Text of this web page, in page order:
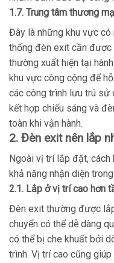
1.7. Trung tâm thương
Đây là những khu vực
thống đèn exit cần
thường xuất hiện tại
khu vực công cộng để
các công trình lưu trú sử
kết hợp chiếu sáng và
toàn khi vận hành.
2. Đèn exit nên lắp
Ngoài vị trí lắp đặt,
khả năng nhận diện
2.1. Lắp ở vị trí cao hơn
Đèn exit thường được
chuyển có thể dễ dàng
có thể bị che khuất bởi
trình. Vị trí cao cũng